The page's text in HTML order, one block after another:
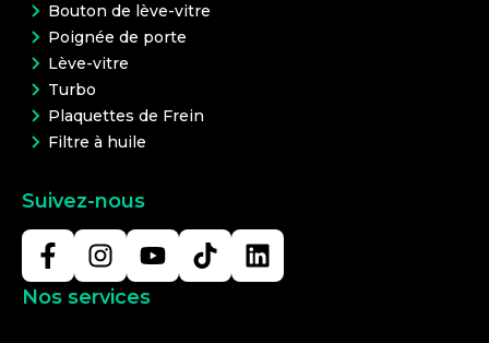
Bouton de lève-vitre
Poignée de porte
Lève-vitre
Turbo
Plaquettes de Frein
Filtre à huile
Suivez-nous
Nos services